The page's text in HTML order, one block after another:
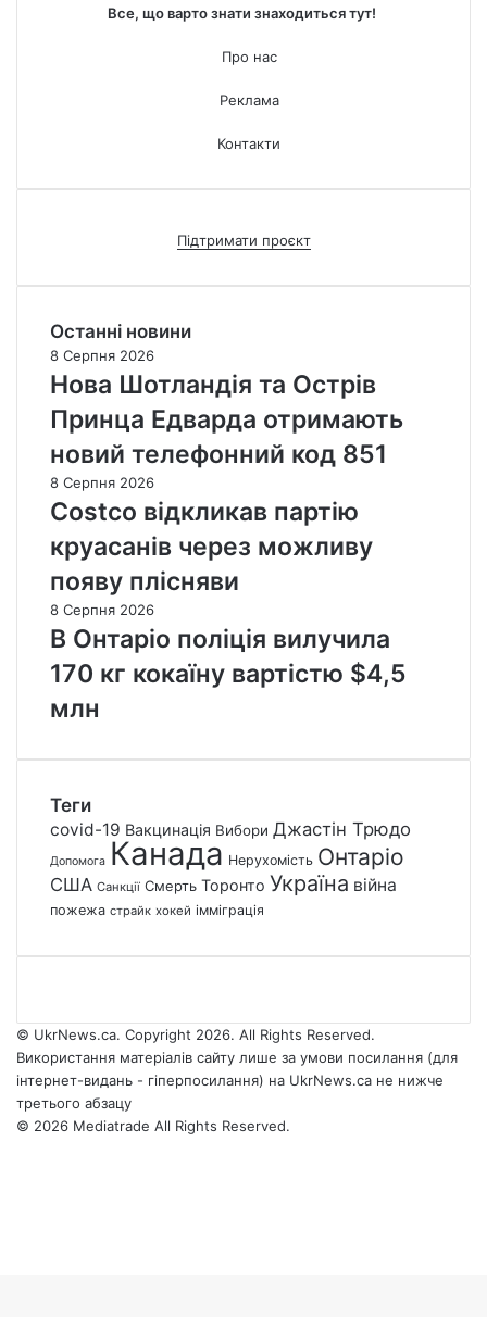
Все, що варто знати знаходиться тут!
Про нас
Реклама
Контакти
Підтримати проєкт
Останні новини
8 Серпня 2026
Нова Шотландія та Острів
Принца Едварда отримають
новий телефонний код 851
8 Серпня 2026
Costco відкликав партію
круасанів через можливу
появу плісняви
8 Серпня 2026
В Онтаріо поліція вилучила
170 кг кокаїну вартістю $4,5
млн
Теги
covid-19 Вакцинація Вибори Джастін Трюдо
Допомога Канада Нерухомість Онтаріо
США Санкції Смерть Торонто Україна війна
пожежа страйк хокей імміграція
© UkrNews.ca. Copyright 2026. All Rights Reserved.
Використання матеріалів сайту лише за умови посилання (для
інтернет-видань - гіперпосилання) на UkrNews.ca не нижче
третього абзацу
© 2026 Mediatrade All Rights Reserved.